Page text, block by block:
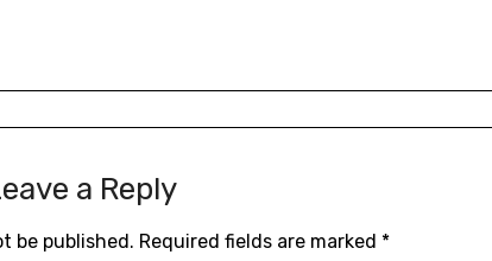
a Reply
be published. Required fields are marked *